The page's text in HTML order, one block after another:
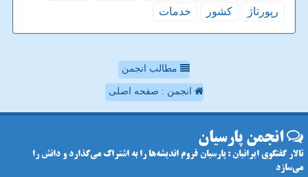
رپورتاژ
كشور خدمات
مطالب انجمن
انجمن : صفحه اصلی
انجمن پارسیان
تالار گفتگوی ایرانیان : پارسیان فروم اندیشه‌ها را به اشتراک می‌گذارد و دانش را
می‌سازد